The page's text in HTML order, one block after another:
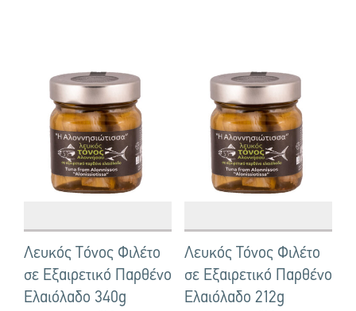
Λευκός Tόνος Φιλέτο
σε Εξαιρετικό Παρθένο
Ελαιόλαδο 340g
Λευκός Τόνος Φιλέτο
σε Εξαιρετικό Παρθένο
Ελαιόλαδο 212g